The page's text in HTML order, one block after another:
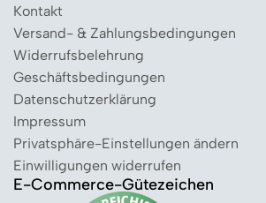
Kontakt
Versand- & Zahlungsbedingungen
Widerrufsbelehrung
Geschäftsbedingungen
Datenschutzerklärung
Impressum
Privatsphäre-Einstellungen ändern
Einwilligungen widerrufen
E-Commerce-Gütezeichen